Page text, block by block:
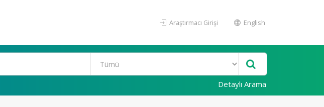
Araştırmacı Girişi English
Detaylı Arama